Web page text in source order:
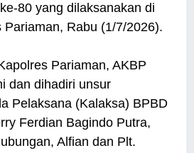
80 yang dilaksanakan di
Pariaman, Rabu (1/7/2026).
Pariaman, AKBP
dan dihadiri unsur
Pelaksana (Kalaksa) BPBD
Ferdian Bagindo Putra,
Alfian dan Plt.